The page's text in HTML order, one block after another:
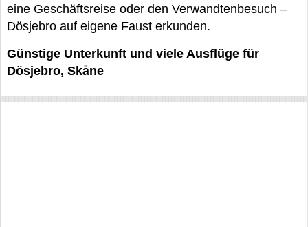
eine Geschäftsreise oder den Verwandtenbesuch –
Dösjebro auf eigene Faust erkunden.
Günstige Unterkunft und viele Ausflüge für
Dösjebro, Skåne